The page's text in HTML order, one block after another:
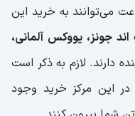
می‌توانند به خرید این
جونز، یووکس آلمانی،
دارند. لازم به ذکر است
در این مرکز خرید وجود